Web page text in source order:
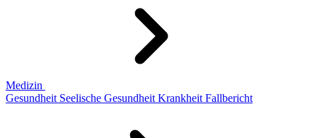
Medizin
Gesundheit Seelische Gesundheit Krankheit Fallbericht